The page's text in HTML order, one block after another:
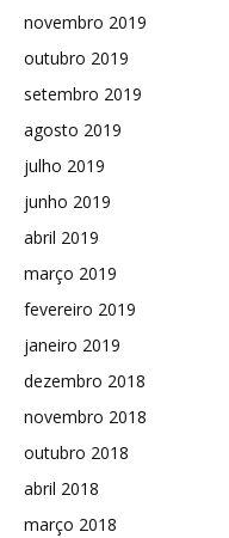
novembro 2019
outubro 2019
setembro 2019
agosto 2019
julho 2019
junho 2019
abril 2019
março 2019
fevereiro 2019
janeiro 2019
dezembro 2018
novembro 2018
outubro 2018
abril 2018
março 2018